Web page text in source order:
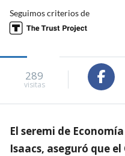
Seguimos criterios de
289
visitas
El seremi de
Isaacs, aseguró que